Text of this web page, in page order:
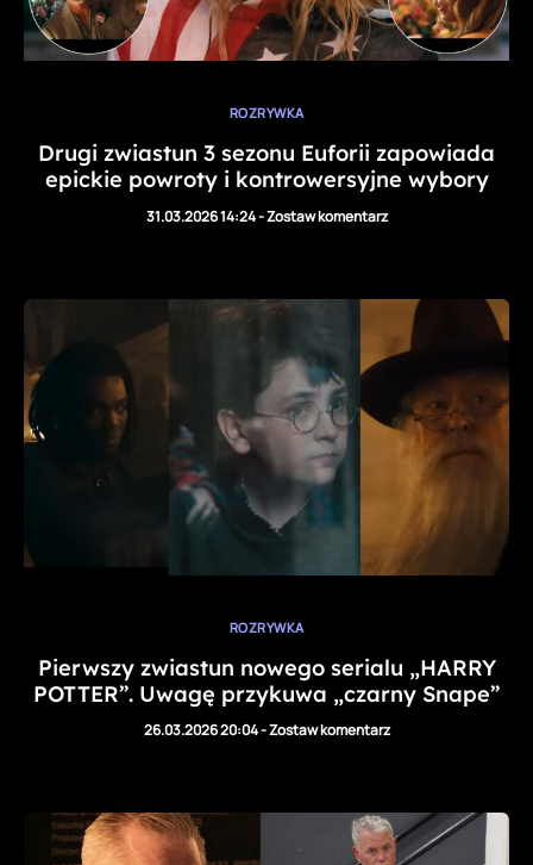
ROZRYWKA
Drugi zwiastun 3 sezonu Euforii zapowiada
epickie powroty i kontrowersyjne wybory
31.03.2026 14:24-Zostaw komentarz
ROZRYWKA
Pierwszy zwiastun nowego serialu „HARRY
POTTER”. Uwagę przykuwa „czarny Snape”
26.03.2026 20:04-Zostaw komentarz